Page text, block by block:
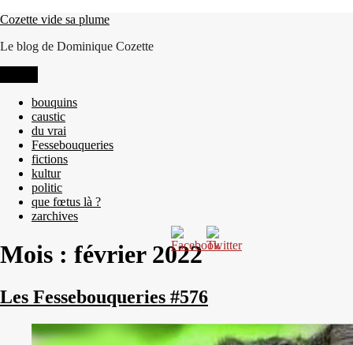
Aller
contenu
Cozette vide sa plume
Le blog de Dominique Cozette
bouquins
caustic
du vrai
Fessebouqueries
fictions
kultur
politic
que fœtus là ?
zarchives
Mois : février 2022
Les Fessebouqueries #576